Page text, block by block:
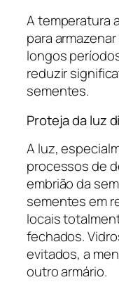
A temperatura
para
longos
reduzir
sementes.
Proteja da luz
A luz,
processos de
embrião da
sementes em
locais
fechados.
evitados, a
outro armário.